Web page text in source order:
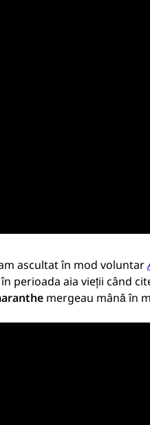
ascultat în mod voluntar
perioada aia vieții când
mergeau mână în